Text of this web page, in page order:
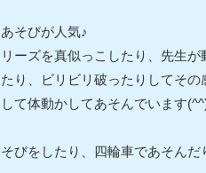
そびが人気♪
ーズを真似っこしたり、先生が
り、ビリビリ破ったりしてその
て体動かしてあそんでいます
びをしたり、四輪車であそん